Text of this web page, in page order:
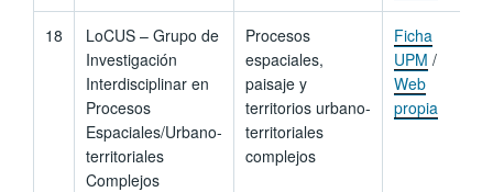
18
LoCUS – Grupo de
Investigación
Interdisciplinar en
Procesos
Espaciales/Urbano-
territoriales
Complejos
Procesos
espaciales,
paisaje y
territorios urbano-
territoriales
complejos
Ficha
UPM /
Web
propia